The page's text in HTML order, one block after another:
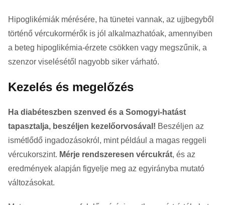
Hipoglikémiák mérésére, ha tünetei vannak, az ujjbegyből
történő vércukormérők is jól alkalmazhatóak, amennyiben
a beteg hipoglikémia-érzete csökken vagy megszűnik, a
szenzor viselésétől nagyobb siker várható.
Kezelés és megelőzés
Ha diabéteszben szenved és a Somogyi-hatást
tapasztalja, beszéljen kezelőorvosával! Beszéljen az
ismétlődő ingadozásokról, mint például a magas reggeli
vércukorszint. Mérje rendszeresen vércukrát, és az
eredmények alapján figyelje meg az egyirányba mutató
változásokat.